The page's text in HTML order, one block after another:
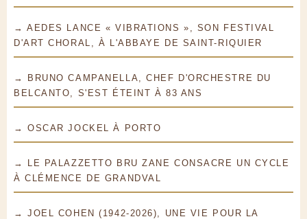
→ AEDES LANCE « VIBRATIONS », SON FESTIVAL
D'ART CHORAL, À L'ABBAYE DE SAINT-RIQUIER
→ BRUNO CAMPANELLA, CHEF D'ORCHESTRE DU
BELCANTO, S'EST ÉTEINT À 83 ANS
→ OSCAR JOCKEL À PORTO
→ LE PALAZZETTO BRU ZANE CONSACRE UN CYCLE
À CLÉMENCE DE GRANDVAL
→ JOEL COHEN (1942-2026), UNE VIE POUR LA